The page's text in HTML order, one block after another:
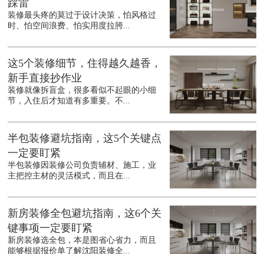
踩雷
装修最头疼的莫过于设计决策，怕风格过
时、怕空间浪费、怕实用度拉胯...
这5个装修细节，住得越久越香，
新手直接抄作业
装修就像拆盲盒，很多看似不起眼的小细
节，入住后才知道有多重要。不...
半包装修避坑指南，这5个关键点
一定要盯紧
半包装修因装修公司负责辅材、施工，业
主把控主材的灵活模式，而且在...
新房装修全包避坑指南，这6个关
键事项一定要盯紧
新房装修选全包，本是图省心省力，而且
能够根据报价单了解沈阳装修全...